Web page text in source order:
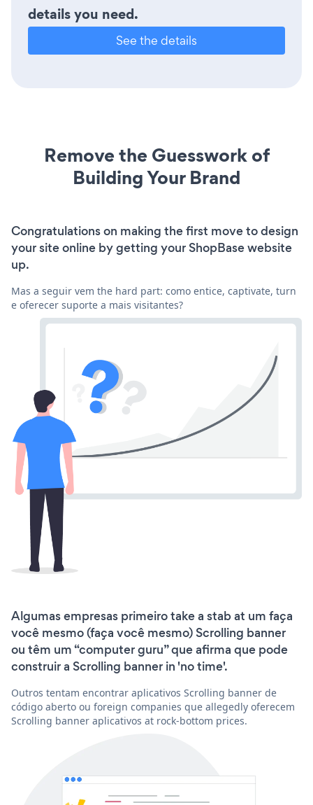
details you need.
See the details
Remove the Guesswork of
Building Your Brand
Congratulations on making the first move to design
your site online by getting your ShopBase website
up.
Mas a seguir vem the hard part: como entice, captivate, turn
e oferecer suporte a mais visitantes?
Algumas empresas primeiro take a stab at um faça
você mesmo (faça você mesmo) Scrolling banner
ou têm um “computer guru” que afirma que pode
construir a Scrolling banner in 'no time'.
Outros tentam encontrar aplicativos Scrolling banner de
código aberto ou foreign companies que allegedly oferecem
Scrolling banner aplicativos at rock-bottom prices.